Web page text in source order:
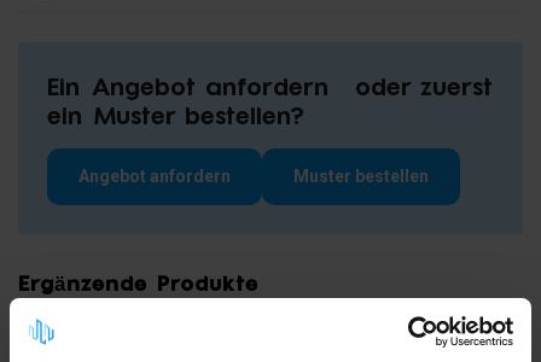
Ein Angebot anfordern oder zuerst
ein Muster bestellen?
Angebot anfordern Muster bestellen
Ergänzende Produkte
19,99